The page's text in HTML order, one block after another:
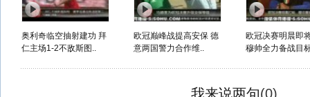
奥利奇临空抽射建功 拜
仁主场1-2不敌斯图..
欧冠巅峰战提高安保 德
意两国警力合作维..
欧冠决赛明晨即
穆帅全力备战目
我来说两句(0)